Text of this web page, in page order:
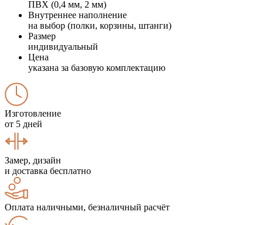
ПВХ (0,4 мм, 2 мм)
Внутреннее наполнение
на выбор (полки, корзины, штанги)
Размер
индивидуальный
Цена
указана за базовую комплектацию
Изготовление
от 5 дней
Замер, дизайн
и доставка бесплатно
Оплата наличными, безналичный расчёт